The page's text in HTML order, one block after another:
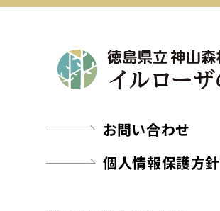
お問い合わせ
個人情報保護方針